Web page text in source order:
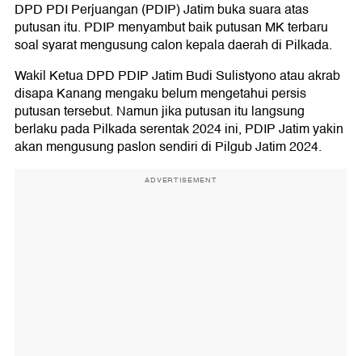
DPD PDI Perjuangan (PDIP) Jatim buka suara atas
putusan itu. PDIP menyambut baik putusan MK terbaru
soal syarat mengusung calon kepala daerah di Pilkada.
Wakil Ketua DPD PDIP Jatim Budi Sulistyono atau akrab
disapa Kanang mengaku belum mengetahui persis
putusan tersebut. Namun jika putusan itu langsung
berlaku pada Pilkada serentak 2024 ini, PDIP Jatim yakin
akan mengusung paslon sendiri di Pilgub Jatim 2024.
ADVERTISEMENT